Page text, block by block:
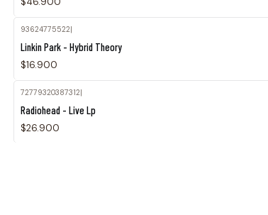
93624775522|
Linkin Park - Hybrid Theory
$16.900
72779320387312|
Radiohead - Live Lp
$26.900